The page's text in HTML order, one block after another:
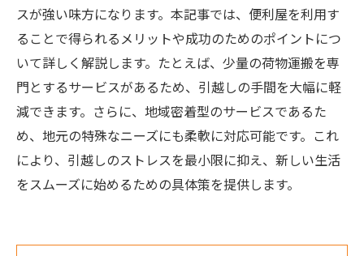
スが強い味方になります。本記事では、便利屋を利用す
ることで得られるメリットや成功のためのポイントにつ
いて詳しく解説します。たとえば、少量の荷物運搬を専
門とするサービスがあるため、引越しの手間を大幅に軽
減できます。さらに、地域密着型のサービスであるた
め、地元の特殊なニーズにも柔軟に対応可能です。これ
により、引越しのストレスを最小限に抑え、新しい生活
をスムーズに始めるための具体策を提供します。